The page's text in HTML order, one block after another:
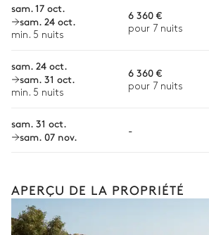
Table
10 places
Location de vélo
Location de bateau
Visites guidées et excursions
Les services et expériences proposés
saison, la destination ou la disponibilité.
sam. 17 oct.
sam. 24 oct.
min. 5 nuits
6 360 €
pour 7 nuits
sam. 24 oct.
sam. 31 oct.
min. 5 nuits
6 360 €
pour 7 nuits
sam. 31 oct.
sam. 07 nov.
-
APERÇU DE LA PROPRIÉTÉ